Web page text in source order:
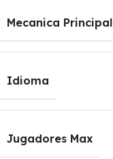
Mecanica Principal
Idioma
Jugadores Max